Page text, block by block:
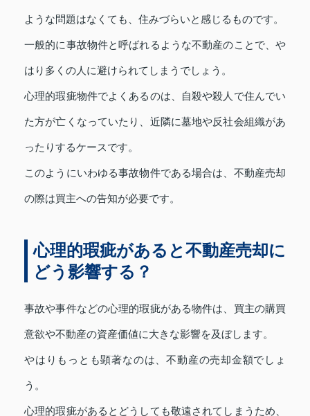
ような問題はなくても、住みづらいと感じるものです。
一般的に事故物件と呼ばれるような不動産のことで、や
はり多くの人に避けられてしまうでしょう。
心理的瑕疵物件でよくあるのは、自殺や殺人で住んでい
た方が亡くなっていたり、近隣に墓地や反社会組織があ
ったりするケースです。
このようにいわゆる事故物件である場合は、不動産売却
の際は買主への告知が必要です。
心理的瑕疵があると不動産売却に
どう影響する？
事故や事件などの心理的瑕疵がある物件は、買主の購買
意欲や不動産の資産価値に大きな影響を及ぼします。
やはりもっとも顕著なのは、不動産の売却金額でしょ
う。
心理的瑕疵があるとどうしても敬遠されてしまうため、